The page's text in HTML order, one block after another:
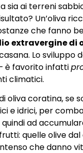
sia ai terreni
Un’oliva
che fanno
extravergine di
Lo sviluppo
è favorito infatti
climatici.
oliva coratina, se
e idrici, per
ad
quelle olive
che danno